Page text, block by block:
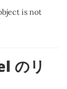
is not
のリ